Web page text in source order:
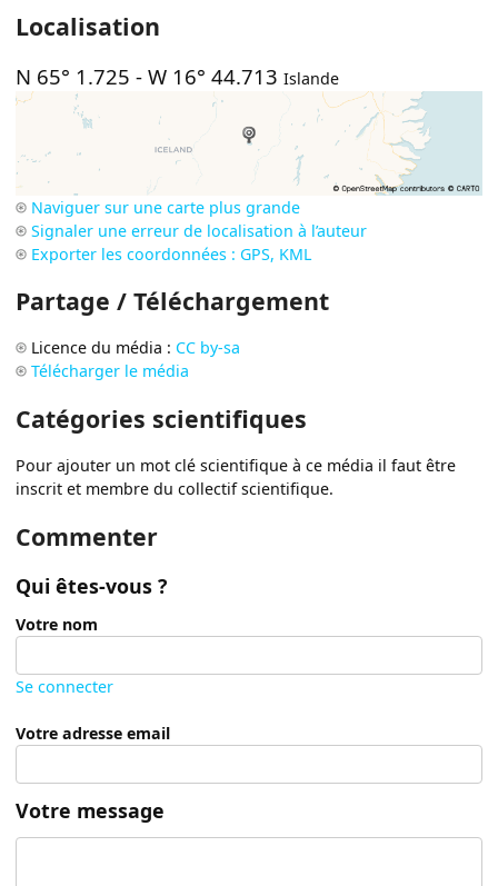
Localisation
N 65° 1.725 -W 16° 44.713 Islande
Naviguer sur une carte plus grande
Signaler une erreur de localisation à l’auteur
Exporter les coordonnées : GPS, KML
Partage / Téléchargement
Licence du média : CC by-sa
Télécharger le média
Catégories scientifiques
Pour ajouter un mot clé scientifique à ce média il faut être
inscrit et membre du collectif scientifique.
Commenter
Qui êtes-vous ?
Votre nom
Se connecter
Votre adresse email
Votre message